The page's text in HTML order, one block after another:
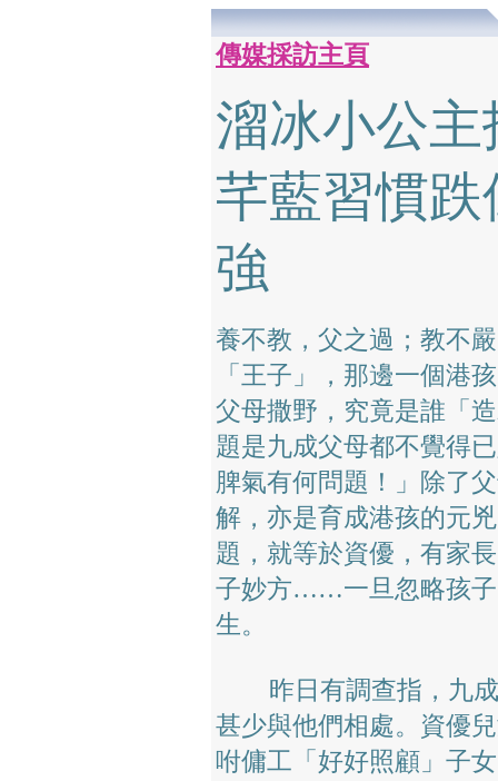
傳媒採訪主頁
溜冰小公
芊藍習慣
強
養不教，父之過；教不
「王子」，那邊一個港
父母撒野，究竟是誰「
題是九成父母都不覺得
脾氣有何問題！」除了
解，亦是育成港孩的元
題，就等於資優，有家
子妙方……一旦忽略孩子
生。
昨日有調查指，九成
甚少與他們相處。資優
咐傭工「好好照顧」子